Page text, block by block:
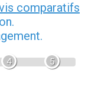
comparatifs
4 5